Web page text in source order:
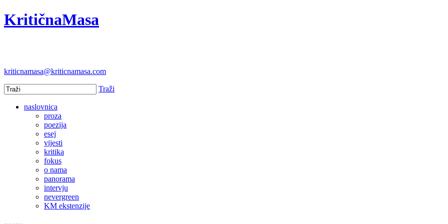
KritičnaMasa
kriticnamasa@kriticnamasa.com
Traži
naslovnica
proza
poezija
esej
vijesti
kritika
fokus
o nama
panorama
intervju
nevergreen
KM ekstenzije